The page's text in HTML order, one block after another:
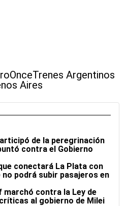
OnceTrenes Argentinos
Aires
de la peregrinación
contra el Gobierno
conectará La Plata con
podrá subir pasajeros en
marchó contra la Ley de
al gobierno de Milei